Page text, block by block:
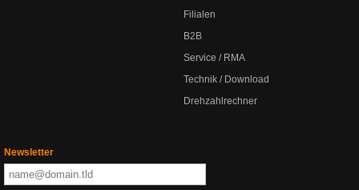
Filialen
B2B
Service / RMA
Technik / Download
Drehzahlrechner
Newsletter